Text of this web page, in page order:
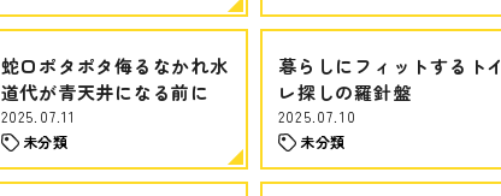
蛇口ポタポタ侮るなかれ水
道代が青天井になる前に
2025.07.11
未分類
暮らしにフィットするトイ
レ探しの羅針盤
2025.07.10
未分類